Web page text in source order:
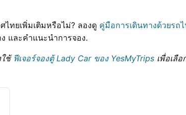
ไทยเพิ่มเติมหรือไม่? ลองดู คู่มือการเดินทางด้วยรถ
และคำแนะนำการจอง.
ใช้ ฟีเจอร์จองตู้ Lady Car ของ YesMyTripsเพื่อเลื